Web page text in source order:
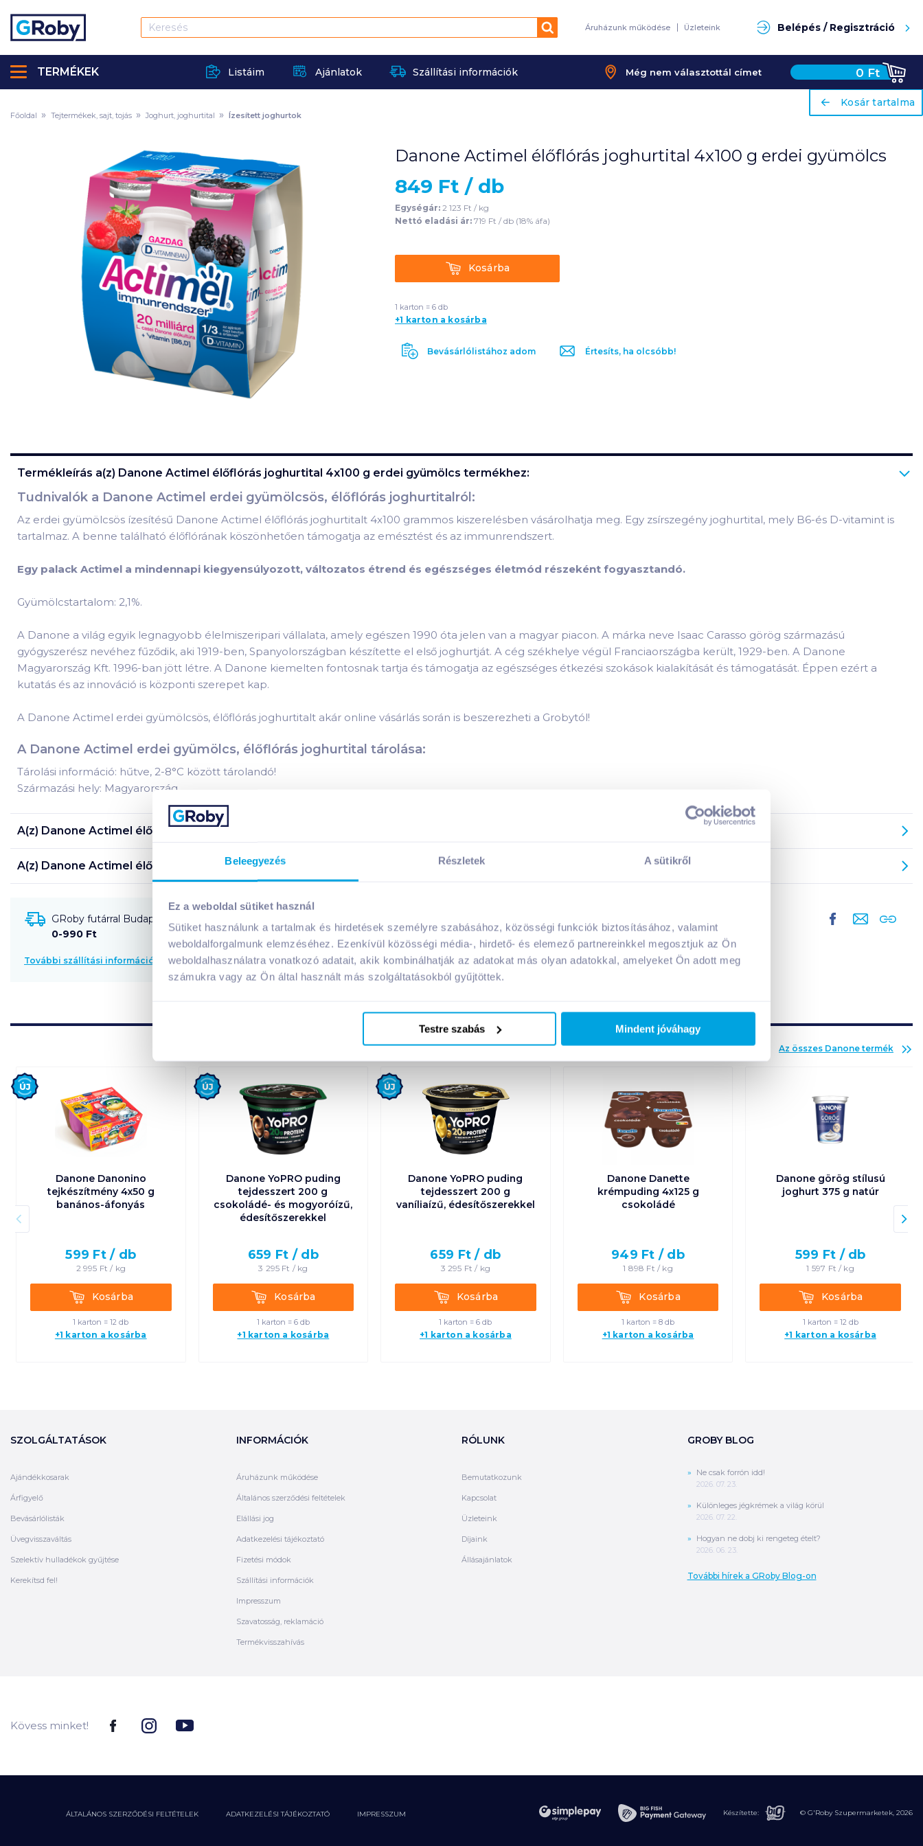
Beleegyezés Részletek A sütikről
Ez a weboldal sütiket használ
Sütiket használunk a tartalmak és hirdetések személyre szabásához, közösségi funkciók biztosításához, valamint
weboldalforgalmunk elemzéséhez. Ezenkívül közösségi média-, hirdető- és elemező partnereinkkel megosztjuk az Ön
weboldalhasználatra vonatkozó adatait, akik kombinálhatják az adatokat más olyan adatokkal, amelyeket Ön adott meg
számukra vagy az Ön által használt más szolgáltatásokból gyűjtöttek.
Testre szabás Mindent jóváhagy
Keresés Áruházunk működése Üzleteink Belépés / Regisztráció
Listáim Ajánlatok Szállítási információk Még nem választottál címet 0 Ft
TERMÉKEK
ariaLabel
Kosár tartalma
költséget nem tartalmazza. További
Főoldal Tejtermékek, sajt, tojás Joghurt, joghurtital Ízesített joghurtok
Danone Actimel élőflórás joghurtital 4x100 g erdei gyümölcs
849 Ft / db
Egységár: 2 123 Ft / kg
Nettó eladási ár: 719 Ft / db (18% áfa)
KosárbaKosárba
1 karton = 6 db
+1 karton a kosárba
Bevásárlólistához adom Értesíts, ha olcsóbb!
Termékleírás a(z) Danone Actimel élőflórás joghurtital 4x100 g erdei gyümölcs termékhez:
Tudnivalók a Danone Actimel erdei gyümölcsös, élőflórás joghurtitalról:
Az erdei gyümölcsös ízesítésű Danone Actimel élőflórás joghurtitalt 4x100 grammos kiszerelésben vásárolhatja meg. Egy zsírszegény joghurtital, mely B6-és D-vitamint is
tartalmaz. A benne található élőflórának köszönhetően támogatja az emésztést és az immunrendszert.
Egy palack Actimel a mindennapi kiegyensúlyozott, változatos étrend és egészséges életmód részeként fogyasztandó.
Gyümölcstartalom: 2,1%.
A Danone a világ egyik legnagyobb élelmiszeripari vállalata, amely egészen 1990 óta jelen van a magyar piacon. A márka neve Isaac Carasso görög származású
gyógyszerész nevéhez fűződik, aki 1919-ben, Spanyolországban készítette el első joghurtját. A cég székhelye végül Franciaországba került, 1929-ben. A Danone
Magyarország Kft. 1996-ban jött létre. A Danone kiemelten fontosnak tartja és támogatja az egészséges étkezési szokások kialakítását és támogatását. Éppen ezért a
kutatás és az innováció is központi szerepet kap.
A Danone Actimel erdei gyümölcsös, élőflórás joghurtitalt akár online vásárlás során is beszerezheti a Grobytól!
A Danone Actimel erdei gyümölcs, élőflórás joghurtital tárolása:
Tárolási információ: hűtve, 2-8°C között tárolandó!
Származási hely: Magyarország
A(z) Danone Actimel élőflórás joghurtital 4x100 g erdei gyümölcs
A(z) Danone Actimel élőflórás joghurtital 4x100 g erdei gyümölcs termék tápanyagai:
GRoby futárral Budapestre és környékére szállítható
0-990 Ft
További szállítási információk
Az összes Danone termék
Danone Danonino
tejkészítmény 4x50 g
banános-áfonyás
599 Ft / db
2 995 Ft / kg
KosárbaKosárba
1 karton = 12 db
+1 karton a kosárba
Új
Danone YoPRO puding
tejdesszert 200 g
csokoládé- és mogyoróízű,
édesítőszerekkel
659 Ft / db
3 295 Ft / kg
KosárbaKosárba
1 karton = 6 db
+1 karton a kosárba
Új
Danone YoPRO puding
tejdesszert 200 g
vaníliaízű, édesítőszerekkel
659 Ft / db
3 295 Ft / kg
KosárbaKosárba
1 karton = 6 db
+1 karton a kosárba
Új
Danone Danette
krémpuding 4x125 g
csokoládé
949 Ft / db
1 898 Ft / kg
KosárbaKosárba
1 karton = 8 db
+1 karton a kosárba
Danone görög stílusú
joghurt 375 g natúr
599 Ft / db
1 597 Ft / kg
KosárbaKosárba
1 karton = 12 db
+1 karton a kosárba
SZOLGÁLTATÁSOK
Ajándékkosarak
Árfigyelő
Bevásárlólisták
Üvegvisszaváltás
Szelektív hulladékok gyűjtése
Kerekítsd fel!
INFORMÁCIÓK
Áruházunk működése
Általános szerződési feltételek
Elállási jog
Adatkezelési tájékoztató
Fizetési módok
Szállítási információk
Impresszum
Szavatosság, reklamáció
Termékvisszahívás
RÓLUNK
Bemutatkozunk
Kapcsolat
Üzleteink
Díjaink
Állásajánlatok
GROBY BLOG
Ne csak forrón idd!
2026. 07. 23.
Különleges jégkrémek a világ körül
2026. 07. 22.
Hogyan ne dobj ki rengeteg ételt?
2026. 06. 23.
További hírek a GRoby Blog-on
Kövess minket!
ÁLTALÁNOS SZERZŐDÉSI FELTÉTELEK ADATKEZELÉSI TÁJÉKOZTATÓ IMPRESSZUM Készítette: © G'Roby Szupermarketek, 2026